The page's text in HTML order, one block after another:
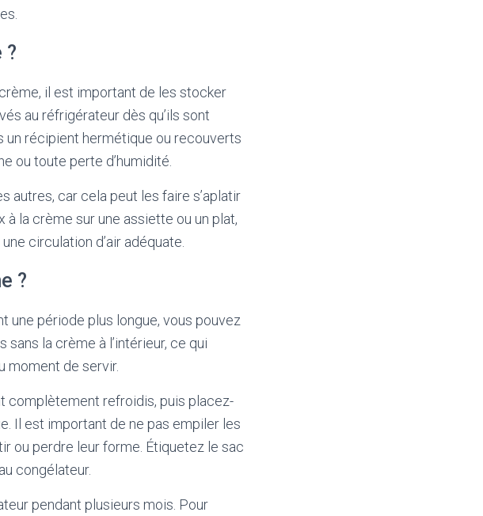
?
il est important de les stocker
au réfrigérateur dès qu’ils sont
récipient hermétique ou recouverts
ou toute perte d’humidité.
autres, car cela peut les faire s’aplatir
la crème sur une assiette ou un plat,
circulation d’air adéquate.
?
une période plus longue, vous pouvez
la crème à l’intérieur, ce qui
moment de servir.
complètement refroidis, puis placez-
Il est important de ne pas empiler les
ou perdre leur forme. Étiquetez le sac
congélateur.
pendant plusieurs mois. Pour